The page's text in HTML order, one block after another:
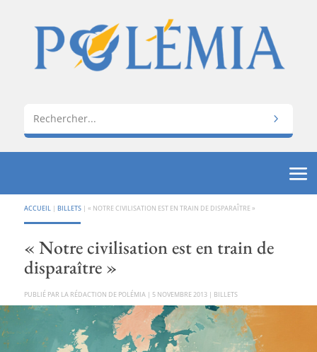
ACCUEIL | BILLETS| « NOTRE CIVILISATION EST EN TRAIN DE DISPARAÎTRE »
« Notre civilisation est en train de
disparaître »
PAR LA RÉDACTION DE POLÉMIA | 5 NOVEMBRE 2013| BILLETS